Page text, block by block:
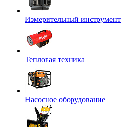
Измерительный инструмент
Тепловая техника
Насосное оборудование